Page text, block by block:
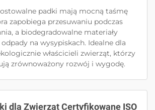
padki mają mocną taśmę
zapobiega przesuwaniu podczas
a biodegradowalne materiały
na wysypiskach. Idealne dla
właścicieli zwierząt, którzy
zrównoważony rozwój i wygodę.
dla Zwierząt Certyfikowane ISO